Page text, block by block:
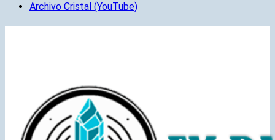
Archivo Cristal (YouTube)